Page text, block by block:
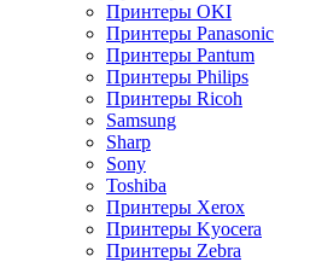
Принтеры OKI
Принтеры Panasonic
Принтеры Pantum
Принтеры Philips
Принтеры Ricoh
Samsung
Sharp
Sony
Toshiba
Принтеры Xerox
Принтеры Kyocera
Принтеры Zebra